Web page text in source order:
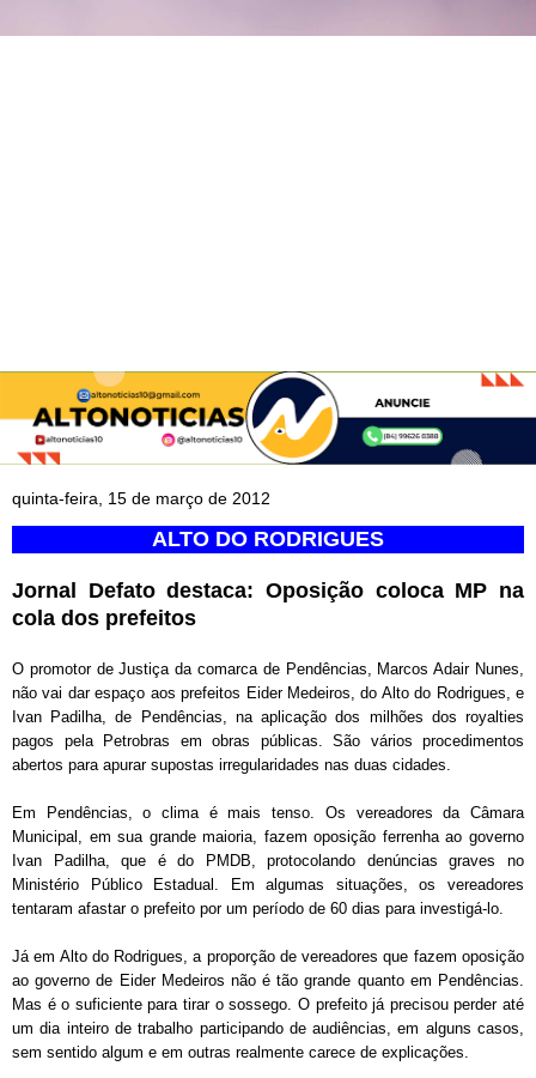
quinta-feira, 15 de março de 2012
ALTO DO RODRIGUES
Jornal Defato destaca: Oposição coloca MP na
cola dos prefeitos
O promotor de Justiça da comarca de Pendências, Marcos Adair Nunes,
não vai dar espaço aos prefeitos Eider Medeiros, do Alto do Rodrigues, e
Ivan Padilha, de Pendências, na aplicação dos milhões dos royalties
pagos pela Petrobras em obras públicas. São vários procedimentos
abertos para apurar supostas irregularidades nas duas cidades.
Em Pendências, o clima é mais tenso. Os vereadores da Câmara
Municipal, em sua grande maioria, fazem oposição ferrenha ao governo
Ivan Padilha, que é do PMDB, protocolando denúncias graves no
Ministério Público Estadual. Em algumas situações, os vereadores
tentaram afastar o prefeito por um período de 60 dias para investigá-lo.
Já em Alto do Rodrigues, a proporção de vereadores que fazem oposição
ao governo de Eider Medeiros não é tão grande quanto em Pendências.
Mas é o suficiente para tirar o sossego. O prefeito já precisou perder até
um dia inteiro de trabalho participando de audiências, em alguns casos,
sem sentido algum e em outras realmente carece de explicações.